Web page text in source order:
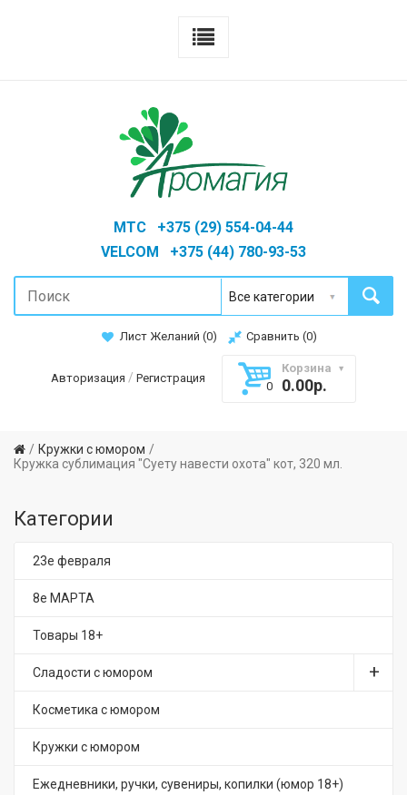
MTC +375 (29) 554-04-44
VELCOM +375 (44) 780-93-53
Лист Желаний (0) Сравнить (0)
Авторизация / Регистрация
Корзина
0
0.00р.
Кружки с юмором
Кружка сублимация "Суету навести охота" кот, 320 мл.
Категории
23е февраля
8е МАРТА
Товары 18+
Сладости с юмором
Косметика с юмором
Кружки с юмором
Ежедневники, ручки, сувениры, копилки (юмор 18+)